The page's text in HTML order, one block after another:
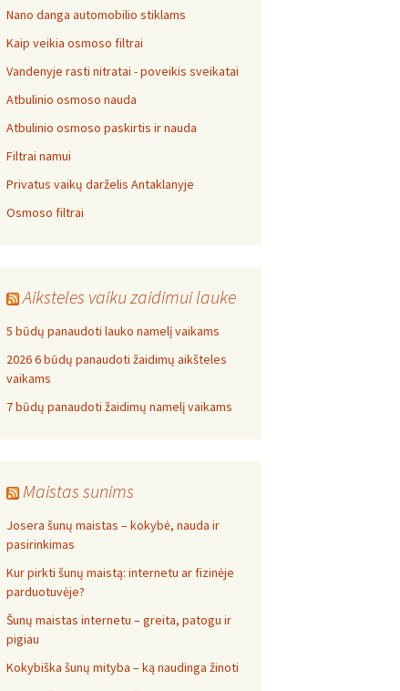
Nano danga automobilio stiklams
Kaip veikia osmoso filtrai
Vandenyje rasti nitratai - poveikis sveikatai
Atbulinio osmoso nauda
Atbulinio osmoso paskirtis ir nauda
Filtrai namui
Privatus vaikų darželis Antaklanyje
Osmoso filtrai
Aiksteles vaiku zaidimui lauke
5 būdų panaudoti lauko namelį vaikams
2026 6 būdų panaudoti žaidimų aikšteles
vaikams
7 būdų panaudoti žaidimų namelį vaikams
Maistas sunims
Josera šunų maistas – kokybė, nauda ir
pasirinkimas
Kur pirkti šunų maistą: internetu ar fizinėje
parduotuvėje?
Šunų maistas internetu – greita, patogu ir
pigiau
Kokybiška šunų mityba – ką naudinga žinoti